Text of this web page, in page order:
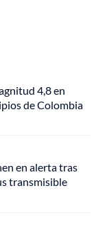
4,8 en
de Colombia
en alerta tras
transmisible